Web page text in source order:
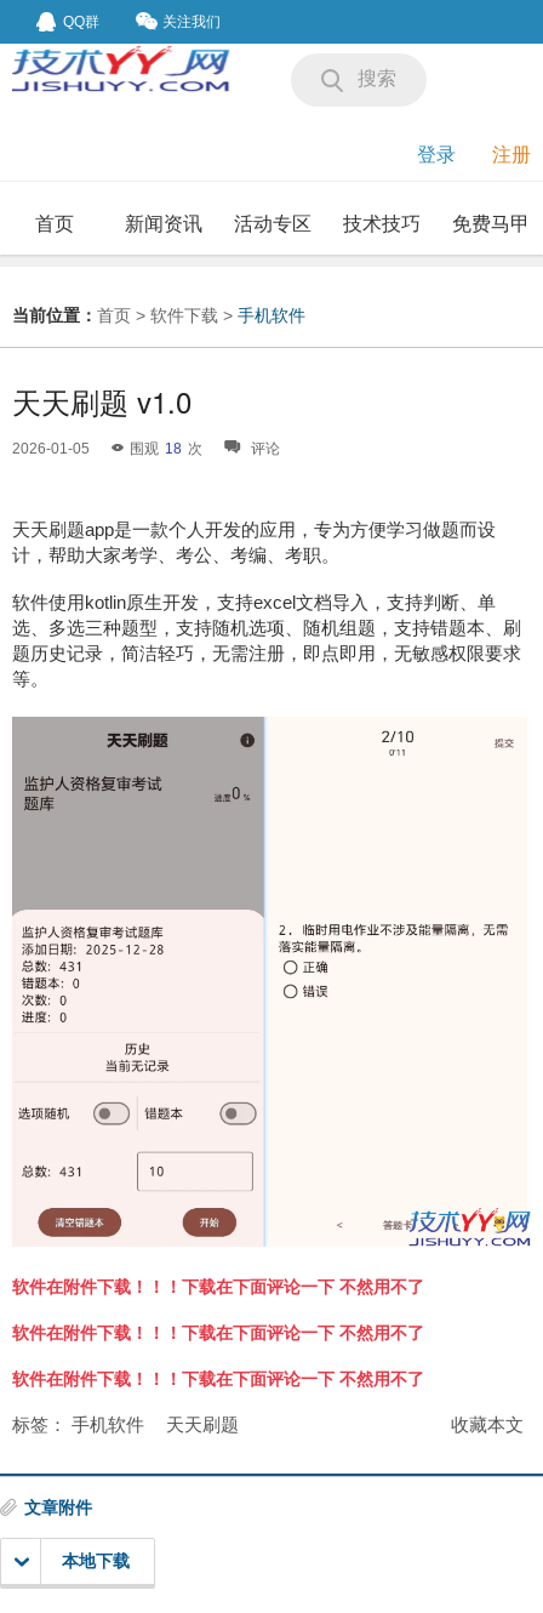
QQ群 关注我们
搜索
登录 注册
首页 新闻资讯 活动专区 技术技巧 免费马甲
当前位置： 首页 > 软件下载 > 手机软件
天天刷题 v1.0
2026-01-05 围观 18 次 评论
天天刷题app是一款个人开发的应用，专为方便学习做题而设
计，帮助大家考学、考公、考编、考职。
软件使用kotlin原生开发，支持excel文档导入，支持判断、单
选、多选三种题型，支持随机选项、随机组题，支持错题本、刷
题历史记录，简洁轻巧，无需注册，即点即用，无敏感权限要求
等。
软件在附件下载！！！下载在下面评论一下 不然用不了
软件在附件下载！！！下载在下面评论一下 不然用不了
软件在附件下载！！！下载在下面评论一下 不然用不了
收藏本文
标签： 手机软件 天天刷题
文章附件
本地下载